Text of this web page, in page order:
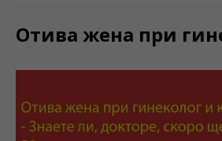
Отива жена при